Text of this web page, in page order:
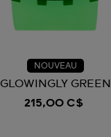
NOUVEAU
GLOWINGLY GREEN
215,00 C$